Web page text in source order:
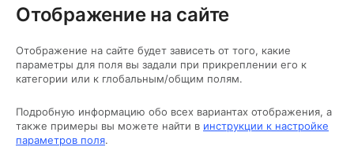
Отображение на сайте
Отображение на сайте будет зависеть от того, какие
параметры для поля вы задали при прикреплении его к
категории или к глобальным/общим полям.
Подробную информацию обо всех вариантах отображения, а
также примеры вы можете найти в инструкции к настройке
параметров поля.